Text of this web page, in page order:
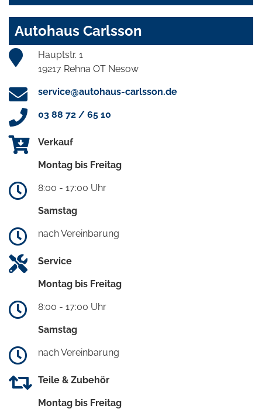
Autohaus Carlsson
Hauptstr. 1
19217 Rehna OT Nesow
service@autohaus-carlsson.de
03 88 72 / 65 10
Verkauf
Montag bis Freitag
8:00 - 17:00 Uhr
Samstag
nach Vereinbarung
Service
Montag bis Freitag
8:00 - 17:00 Uhr
Samstag
nach Vereinbarung
Teile & Zubehör
Montag bis Freitag